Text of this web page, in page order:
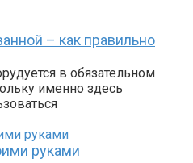
– как правильно
в обязательном
именно здесь
руками